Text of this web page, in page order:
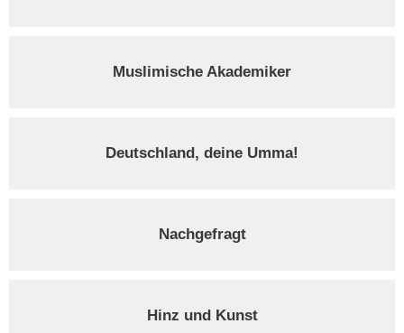
Muslimische Akademiker
Deutschland, deine Umma!
Nachgefragt
Hinz und Kunst